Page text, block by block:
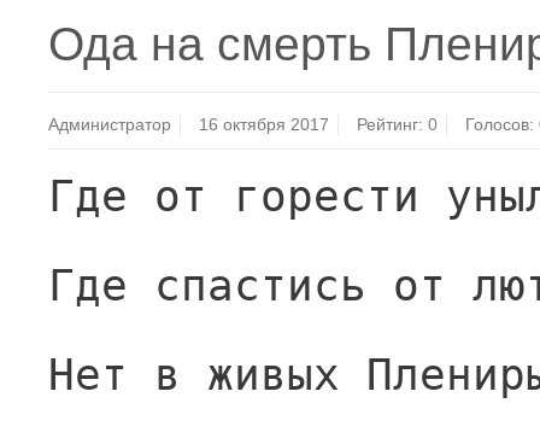
Ода на смерть
Администратор 16 октября 2017 Рейтинг:0 Голосов:
Где от горести
Где спастись от
Нет в живых